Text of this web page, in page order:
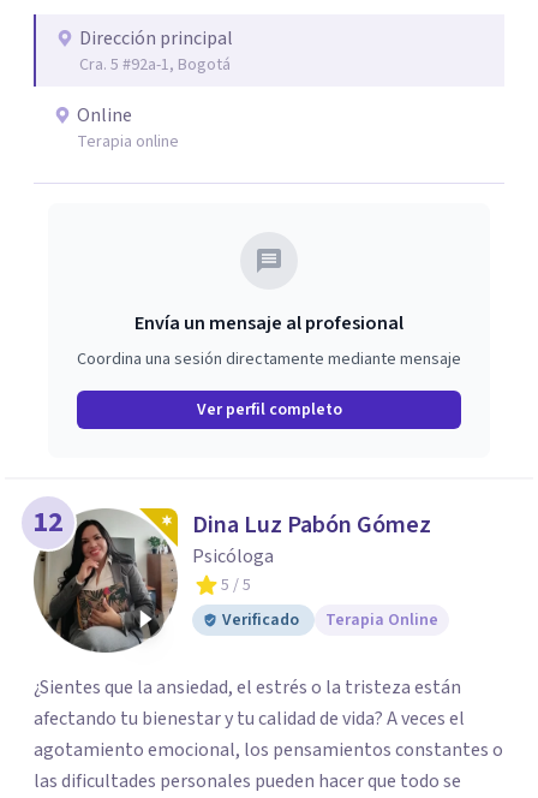
Dirección principal
Cra. 5 #92a-1, Bogotá
Online
Terapia online
Envía un mensaje al profesional
Coordina una sesión directamente mediante mensaje
Ver perfil completo
12 Dina Luz Pabón Gómez
Psicóloga
5 / 5
Verificado
Terapia Online
¿Sientes que la ansiedad, el estrés o la tristeza están
afectando tu bienestar y tu calidad de vida? A veces el
agotamiento emocional, los pensamientos constantes o
las dificultades personales pueden hacer que todo se